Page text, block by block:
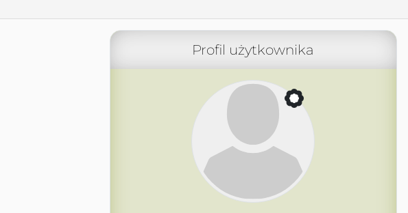
Profil użytkownika